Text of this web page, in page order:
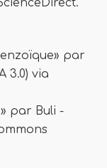
par
3.0) via
par Buli -